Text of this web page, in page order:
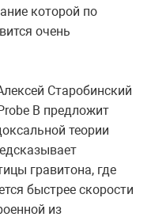
которой по
очень
Старобинский
B предложит
теории
гравитона, где
быстрее скорости
из